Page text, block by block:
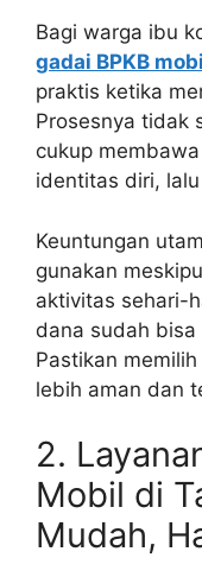
Bagi warga ibu
gadai BPKB
praktis ketika
Prosesnya tidak
cukup
identitas diri,
Keuntungan
gunakan
aktivitas sehari-
dana sudah
Pastikan
lebih aman dan
2.
Mobil di
Mudah,